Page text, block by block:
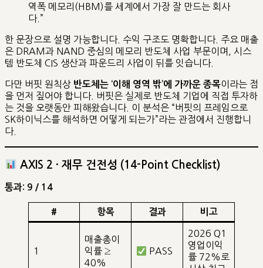
역폭 메모리(HBM)를 세계에서 가장 잘 만드는 회사
다.”
한 문장으로 설명 가능합니다. 수익 구조도 명확합니다. 주요 매출
은 DRAM과 NAND 중심의 메모리 반도체 사업 부문이며, 시스
템 반도체 CIS 생산과 파운드리 사업이 뒤를 잇습니다.
다만 버핏 원칙상 반도체는 ‘이해 영역 밖’에 가까운 종목이라는 점
을 먼저 짚어야 합니다. 버핏은 실제로 반도체 기업에 직접 투자하
는 것을 오랫동안 피해왔습니다. 이 분석은 “버핏의 프레임으로
SK하이닉스를 해석하면 어떻게 되는가”라는 관점에서 진행합니
다.
AXIS 2 · 재무 건전성 (14-Point Checklist)
통과: 9 / 14
# 항목 결과 비고
1
매출총이
익률 ≥
40%
PASS
2026 Q1
영업이익
률 72%로